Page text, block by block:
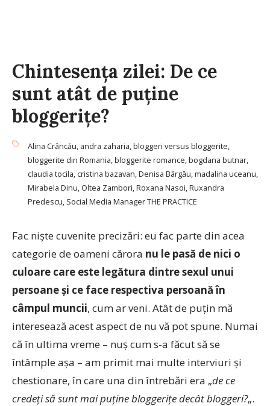
Chintesenţa zilei: De ce
sunt atât de puţine
bloggeriţe?
Alina Crâncău, andra zaharia,bloggeri versus bloggerite,
bloggerite din Romania,bloggerite romance,bogdana butnar,
claudia tocila, cristina bazavan,Denisa Bârgău,madalina uceanu,
Mirabela Dinu, Oltea Zambori,Roxana Nasoi,Ruxandra
Predescu, Social Media Manager THE PRACTICE
Fac nişte cuvenite precizări: eu fac parte din acea
categorie de oameni cărora nu le pasă de nici o
culoare care este legătura dintre sexul unui
persoane şi ce face respectiva persoană în
câmpul muncii, cum ar veni. Atât de puţin mă
interesează acest aspect de nu vă pot spune. Numai
că în ultima vreme – nuş cum s-a făcut să se
întâmple aşa – am primit mai multe interviuri şi
chestionare, în care una din întrebări era „de ce
credeţi să sunt mai puţine bloggeriţe decât bloggeri?„.